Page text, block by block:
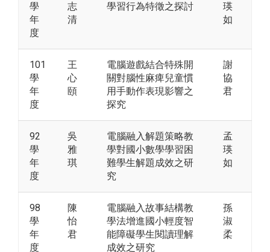
學
年
度
志
清
學習行為特徵之探討
瑛
如
101
學
年
度
王
心
頤
電腦遊戲結合特殊開
關對腦性麻痺兒童慣
用手動作表現影響之
探究
謝
協
君
92
學
年
度
吳
雅
琪
電腦融入解題策略教
學對國小數學學習困
難學生解題成效之研
究
孟
瑛
如
98
學
年
度
陳
怡
君
電腦融入故事結構教
學法增進國小輕度智
能障礙學生閱讀理解
成效之研究
孫
淑
柔